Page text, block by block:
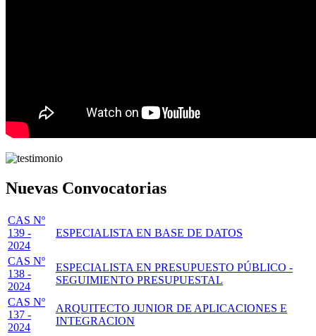
Nuevas Convocatorias
CAS Nº
139 -
2024
ESPECIALISTA EN BASE DE DATOS
CAS Nº
138 -
2024
ESPECIALISTA EN PRESUPUESTO PÚBLICO -
SEGUIMIENTO PRESUPUESTAL
CAS Nº
137 -
2024
ARQUITECTO JUNIOR DE APLICACIONES E
INTEGRACION